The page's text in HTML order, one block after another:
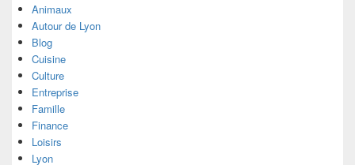
Animaux
Autour de Lyon
Blog
Cuisine
Culture
Entreprise
Famille
Finance
Loisirs
Lyon